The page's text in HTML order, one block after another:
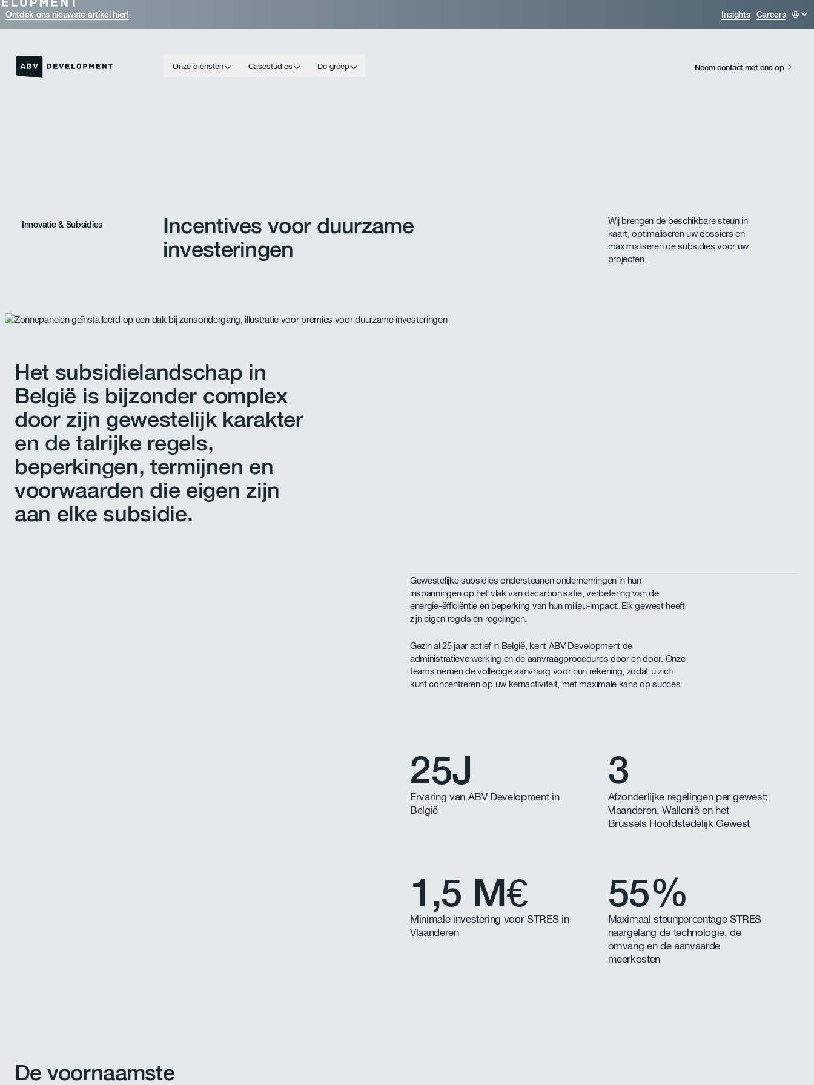
Ontdek ons nieuwste artikel hier! Insights Careers
Onze diensten Casestudies De groep Neem contact met ons op
Innovatie & Subsidies
Incentives voor duurzame
investeringen
Wij brengen de beschikbare steun in
kaart, optimaliseren uw dossiers en
maximaliseren de subsidies voor uw
projecten.
Het subsidielandschap in
België is bijzonder complex
door zijn gewestelijk karakter
en de talrijke regels,
beperkingen, termijnen en
voorwaarden die eigen zijn
aan elke subsidie.
Gewestelijke subsidies ondersteunen ondernemingen in hun
inspanningen op het vlak van decarbonisatie, verbetering van de
energie-ëfficiëntie en beperking van hun milieu-impact. Elk gewest heeft
zijn eigen regels en regelingen.
Gezin al 25 jaar actief in België, kent ABV Development de
administratieve werking en de aanvraagprocedures door en door. Onze
teams nemen de volledige aanvraag voor hun rekening, zodat u zich
kunt concentreren op uw kernactiviteit, met maximale kans op succes.
25J
Ervaring van ABV Development in
België
3
Afzonderlijke regelingen per gewest:
Vlaanderen, Wallonië en het
Brussels Hoofdstedelijk Gewest
1,5 M€
Minimale investering voor STRES in
Vlaanderen
55%
Maximaal steunpercentage STRES
naargelang de technologie, de
omvang en de aanvaarde
meerkosten
De voornaamste